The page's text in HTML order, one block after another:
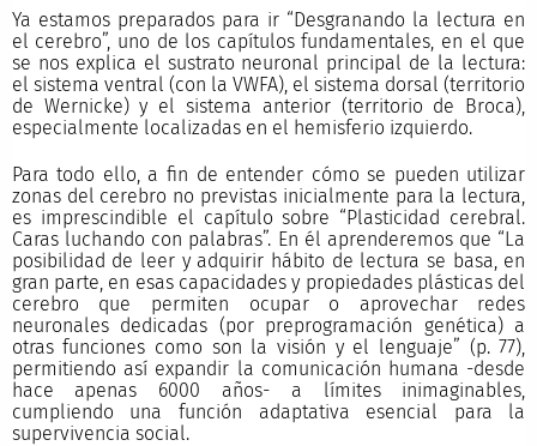
Ya estamos preparados para ir “Desgranando la lectura en
el cerebro”, uno de los capítulos fundamentales, en el que
se nos explica el sustrato neuronal principal de la lectura:
el sistema ventral (con la VWFA), el sistema dorsal (territorio
de Wernicke) y el sistema anterior (territorio de Broca),
especialmente localizadas en el hemisferio izquierdo.
Para todo ello, a fin de entender cómo se pueden utilizar
zonas del cerebro no previstas inicialmente para la lectura,
es imprescindible el capítulo sobre “Plasticidad cerebral.
Caras luchando con palabras”. En él aprenderemos que “La
posibilidad de leer y adquirir hábito de lectura se basa, en
gran parte, en esas capacidades y propiedades plásticas del
cerebro que permiten ocupar o aprovechar redes
neuronales dedicadas (por preprogramación genética) a
otras funciones como son la visión y el lenguaje” (p. 77),
permitiendo así expandir la comunicación humana -desde
hace apenas 6000 años- a límites inimaginables,
cumpliendo una función adaptativa esencial para la
supervivencia social.